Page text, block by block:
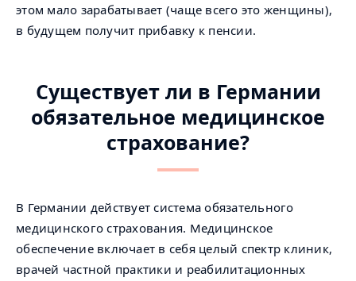
этом мало зарабатывает (чаще всего это женщины),
в будущем получит прибавку к пенсии.
Существует ли в Германии
обязательное медицинское
страхование?
В Германии действует система обязательного
медицинского страхования. Медицинское
обеспечение включает в себя целый спектр клиник,
врачей частной практики и реабилитационных